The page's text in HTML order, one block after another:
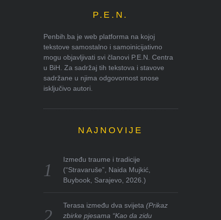
P.E.N.
Penbih.ba je web platforma na kojoj
tekstove samostalno i samoinicijativno
mogu objavljivati svi članovi P.E.N. Centra
u BiH. Za sadržaj tih tekstova i stavove
sadržane u njima odgovornost snose
isključivo autori.
NAJNOVIJE
Između traume i tradicije
(“Stravaruše”, Naida Mujkić,
Buybook, Sarajevo, 2026.)
Terasa između dva svijeta(Prikaz
zbirke pjesama “Kao da zidu